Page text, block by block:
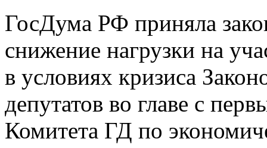
ГосДума РФ приняла
снижение нагрузки на
в условиях кризиса
депутатов во главе с
Комитета ГД по